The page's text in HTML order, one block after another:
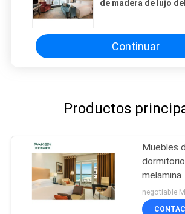
de madera de lujo
Continuar
Productos
Muebles
melamina
negotiable